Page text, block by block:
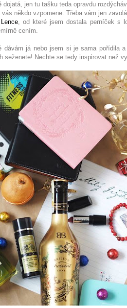
dojatá, jen tu tašku teda opravdu
někdo vzpomene. Třeba vám jen
Lence, od které jsem dostala perníček s
cením.
dávám já nebo jsem si je sama pořídila
seženete! Nechte se tedy inspirovat než